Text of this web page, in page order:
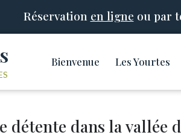
Réservation en ligne ou par
Bienvenue Les Yourtes
détente dans la vallée